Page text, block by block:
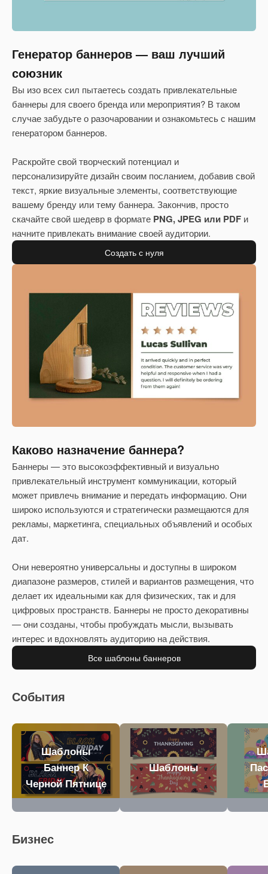
Генератор баннеров — ваш лучший
союзник
Вы изо всех сил пытаетесь создать привлекательные
баннеры для своего бренда или мероприятия? В таком
случае забудьте о разочаровании и ознакомьтесь с нашим
генератором баннеров.
Раскройте свой творческий потенциал и
персонализируйте дизайн своим посланием, добавив свой
текст, яркие визуальные элементы, соответствующие
вашему бренду или тему баннера. Закончив, просто
скачайте свой шедевр в формате PNG, JPEG или PDF и
начните привлекать внимание своей аудитории.
Создать с нуля
Каково назначение баннера?
Баннеры — это высокоэффективный и визуально
привлекательный инструмент коммуникации, который
может привлечь внимание и передать информацию. Они
широко используются и стратегически размещаются для
рекламы, маркетинга, специальных объявлений и особых
дат.
Они невероятно универсальны и доступны в широком
диапазоне размеров, стилей и вариантов размещения, что
делает их идеальными как для физических, так и для
цифровых пространств. Баннеры не просто декоративны
— они созданы, чтобы пробуждать мысли, вызывать
интерес и вдохновлять аудиторию на действия.
Все шаблоны баннеров
События
Шаблоны
Баннер К
Черной Пятнице
Шаблоны
Бизнес